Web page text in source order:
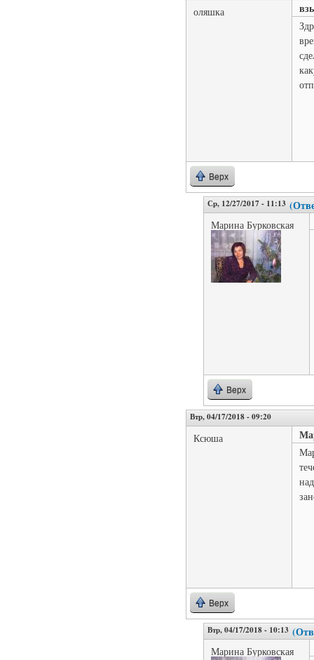
оляшка
Верх
Ср, 12/27/2017 - 11:13
Марина Бурковская
Верх
Втр, 04/17/2018 - 09:20
Ксюша
Верх
Втр, 04/17/2018 - 10:13
Марина Бурковская